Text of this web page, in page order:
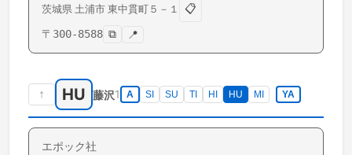
茨城県 土浦市 東中貫町 ５－１
📋
〒 300-8588 ⧉ 📍
↑ HU 藤沢1 A SI SU TI HI HU MI YA
エポック社